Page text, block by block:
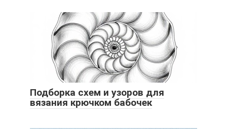
Подборка схем и узоров для
вязания крючком бабочек